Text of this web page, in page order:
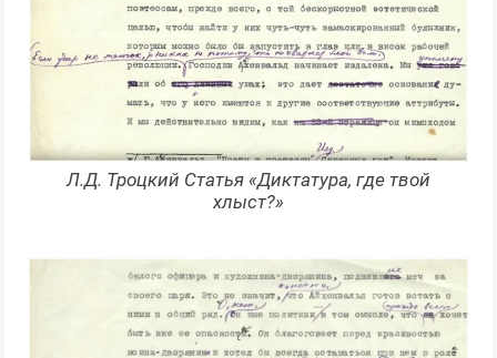
Л.Д. Троцкий Статья «Диктатура, где твой
хлыст?»